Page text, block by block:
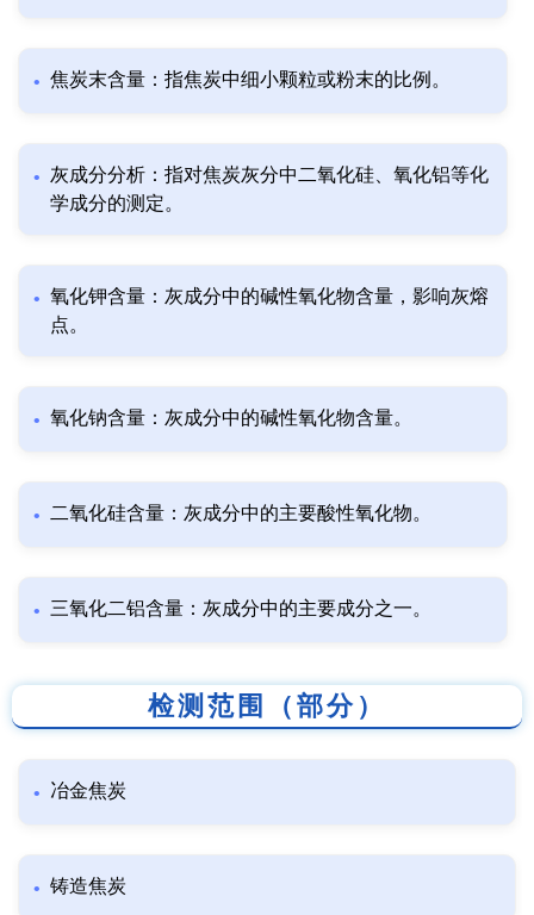
焦炭末含量：指焦炭中细小颗粒或粉末的比例。
灰成分分析：指对焦炭灰分中二氧化硅、氧化铝等化
学成分的测定。
氧化钾含量：灰成分中的碱性氧化物含量，影响灰熔
点。
氧化钠含量：灰成分中的碱性氧化物含量。
二氧化硅含量：灰成分中的主要酸性氧化物。
三氧化二铝含量：灰成分中的主要成分之一。
检测范围（部分）
冶金焦炭
铸造焦炭